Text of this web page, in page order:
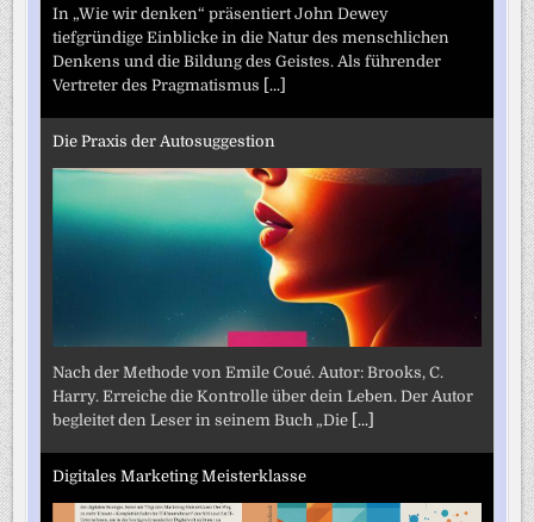
In „Wie wir denken“ präsentiert John Dewey
tiefgründige Einblicke in die Natur des menschlichen
Denkens und die Bildung des Geistes. Als führender
Vertreter des Pragmatismus [...]
Die Praxis der Autosuggestion
Nach der Methode von Emile Coué. Autor: Brooks, C.
Harry. Erreiche die Kontrolle über dein Leben. Der Autor
begleitet den Leser in seinem Buch „Die [...]
Digitales Marketing Meisterklasse